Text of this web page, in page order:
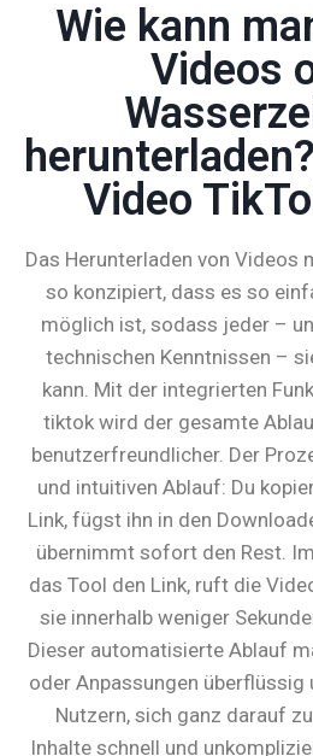
Wie kann
Videos
Video
Das Herunterladen von
so konzipiert, dass es so
möglich ist, sodass jeder –
technischen Kenntnissen –
kann. Mit der integrierten
tiktok wird der gesamte
benutzerfreundlicher. Der
und intuitiven Ablauf: Du
Link, fügst ihn in den
übernimmt sofort den Rest.
das Tool den Link, ruft die
sie innerhalb weniger
Dieser automatisierte Ablauf
oder Anpassungen
Nutzern, sich ganz darauf
Inhalte schnell und